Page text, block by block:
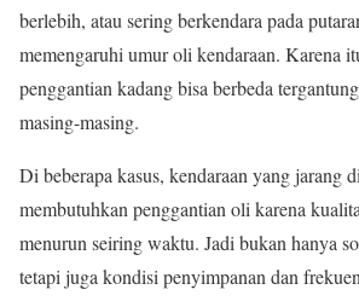
berlebih, atau sering berkendara pada
memengaruhi umur oli kendaraan. Karena
penggantian kadang bisa berbeda
masing-masing.
Di beberapa kasus, kendaraan yang jarang
membutuhkan penggantian oli karena
menurun seiring waktu. Jadi bukan hanya
tetapi juga kondisi penyimpanan dan